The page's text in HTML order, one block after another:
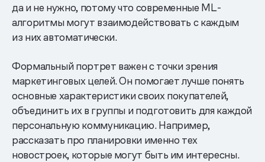
да и не нужно, потому что современные ML-
алгоритмы могут взаимодействовать с каждым
из них автоматически.
Формальный портрет важен с точки зрения
маркетинговых целей. Он помогает лучше понять
основные характеристики своих покупателей,
объединить их в группы и подготовить для каждой
персональную коммуникацию. Например,
рассказать про планировки именно тех
новостроек, которые могут быть им интересны.